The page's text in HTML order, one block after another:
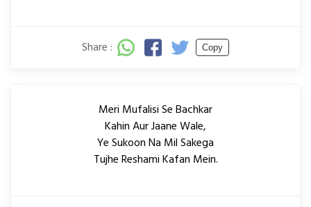
Share : Copy
Meri Mufalisi Se Bachkar
Kahin Aur Jaane Wale,
Ye Sukoon Na Mil Sakega
Tujhe Reshami Kafan Mein.